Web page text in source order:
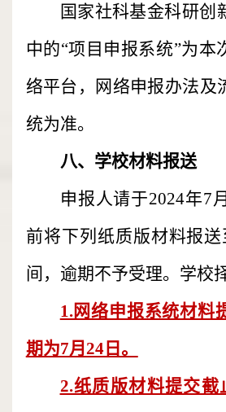
国家社科基金科研创
中的“项目申报系统”为本
络平台，网络申报办法及
统为准。
八、学校材料报送
申报人请于2024年7
前将下列纸质版材料报
间，逾期不予受理。学校
1.网络申报系统材料
期为7月24日。
2.纸质版材料提交截